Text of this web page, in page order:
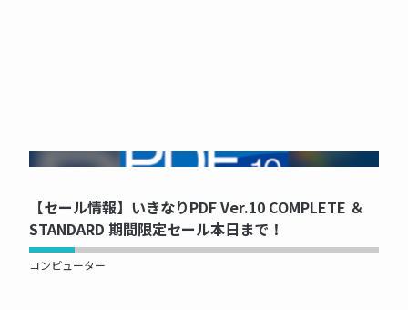
NOW PRINTING...
【セール情報】いきなりPDF Ver.10 COMPLETE ＆
STANDARD 期間限定セール本日まで！
コンピューター